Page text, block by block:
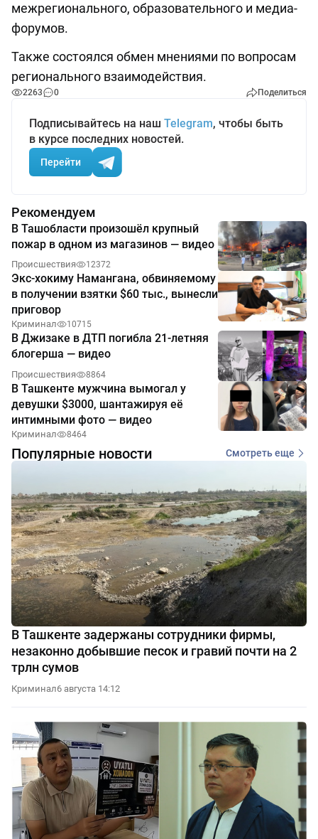
межрегионального, образовательного и медиа-
форумов.
Также состоялся обмен мнениями по вопросам
регионального взаимодействия.
2263 0 Поделиться
Подписывайтесь на наш Telegram, чтобы быть
в курсе последних новостей.
Перейти
Рекомендуем
В Ташобласти произошёл крупный
пожар в одном из магазинов — видео
Происшествия 12372
Экс-хокиму Намангана, обвиняемому
в получении взятки $60 тыс., вынесли
приговор
Криминал 10715
В Джизаке в ДТП погибла 21-летняя
блогерша — видео
Происшествия 8864
В Ташкенте мужчина вымогал у
девушки $3000, шантажируя её
интимными фото — видео
Криминал 8464
Популярные новости Смотреть еще
В Ташкенте задержаны сотрудники фирмы,
незаконно добывшие песок и гравий почти на 2
трлн сумов
Криминал6 августа 14:12